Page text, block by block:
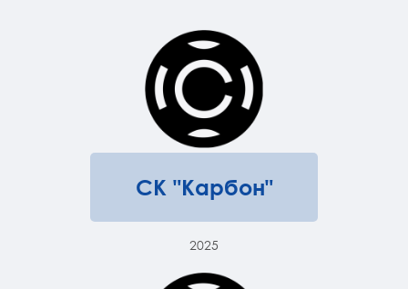
СК "Карбон"
2025